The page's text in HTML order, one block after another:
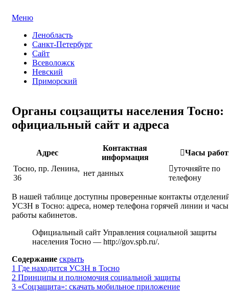
Меню
Ленобласть
Санкт-Петербург
Сайт
Всеволожск
Невский
Приморский
Органы соцзащиты населения Тосно:
официальный сайт и адреса
Адрес
Контактная
информация
Часы
Тосно, пр. Ленина,
36
нет данных
уточняйте по
телефону
В нашей таблице доступны проверенные контакты
УСЗН в Тосно: адреса, номер телефона горячей линии и часы
работы кабинетов.
Официальный сайт Управления социальной защиты
населения Тосно — http://gov.spb.ru/.
Содержание скрыть
1 Где находится УСЗН в Тосно
2 Принципы и полномочия социальной защиты
3 «Соцзащита»: скачать мобильное приложение